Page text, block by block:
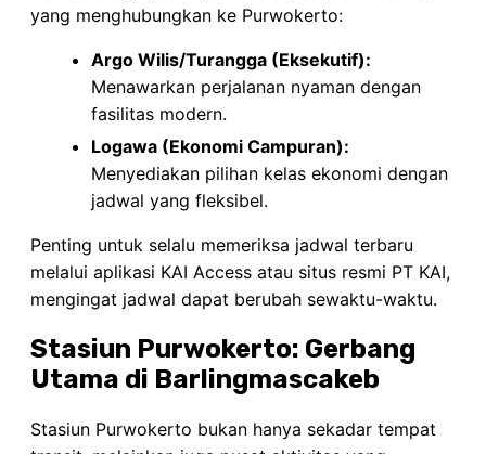
yang menghubungkan ke Purwokerto:
Argo Wilis/Turangga (Eksekutif):
Menawarkan perjalanan nyaman dengan
fasilitas modern.
Logawa (Ekonomi Campuran):
Menyediakan pilihan kelas ekonomi dengan
jadwal yang fleksibel.
Penting untuk selalu memeriksa jadwal terbaru
melalui aplikasi KAI Access atau situs resmi PT KAI,
mengingat jadwal dapat berubah sewaktu-waktu.
Stasiun Purwokerto: Gerbang
Utama di Barlingmascakeb
Stasiun Purwokerto bukan hanya sekadar tempat